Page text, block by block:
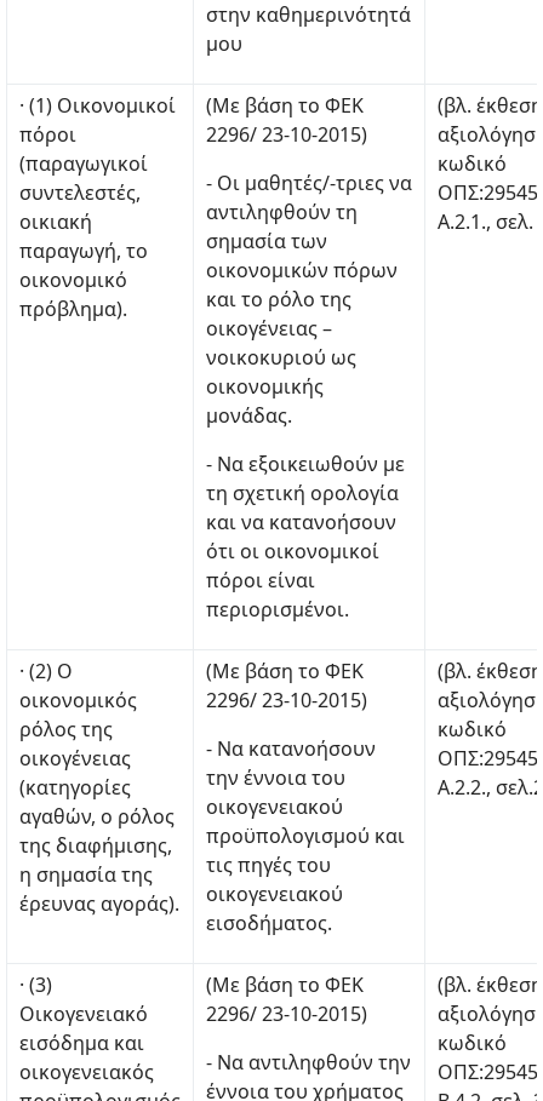
στην καθημερινότητά
μου
· (1) Οικονομικοί
πόροι
(παραγωγικοί
συντελεστές,
οικιακή
παραγωγή, το
οικονομικό
πρόβλημα).
(Με βάση το ΦΕΚ
2296/ 23-10-2015)
- Οι μαθητές/-τριες να
αντιληφθούν τη
σημασία των
οικονομικών πόρων
και το ρόλο της
οικογένειας –
νοικοκυριού ως
οικονομικής
μονάδας.
- Να εξοικειωθούν με
τη σχετική ορολογία
και να κατανοήσουν
ότι οι οικονομικοί
πόροι είναι
περιορισμένοι.
(βλ. έκθεση
κωδικό
Α.2.1., σελ.
· (2) Ο
οικονομικός
ρόλος της
οικογένειας
(κατηγορίες
αγαθών, ο ρόλος
της διαφήμισης,
η σημασία της
έρευνας αγοράς).
(Με βάση το ΦΕΚ
2296/ 23-10-2015)
- Να κατανοήσουν
την έννοια του
οικογενειακού
προϋπολογισμού και
τις πηγές του
οικογενειακού
εισοδήματος.
(βλ. έκθεση
κωδικό
Α.2.2.,
· (3)
Οικογενειακό
εισόδημα και
οικογενειακός
(Με βάση το ΦΕΚ
2296/ 23-10-2015)
- Να αντιληφθούν την
έννοια του χρήματος
(βλ. έκθεση
κωδικό